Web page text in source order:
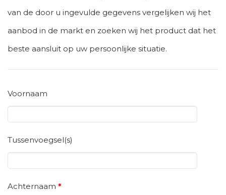
van de door u ingevulde gegevens vergelijken wij het
aanbod in de markt en zoeken wij het product dat het
beste aansluit op uw persoonlijke situatie.
Voornaam
Tussenvoegsel(s)
Achternaam *